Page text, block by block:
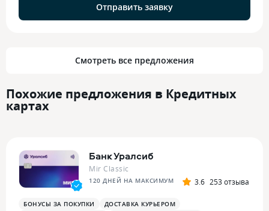
Отправить заявку
Смотреть все предложения
Похожие предложения в Кредитных
картах
Банк Уралсиб
Mir Classic
120 ДНЕЙ НА МАКСИМУМ 3.6 253 отзыва
БОНУСЫ ЗА ПОКУПКИ
ДОСТАВКА КУРЬЕРОМ